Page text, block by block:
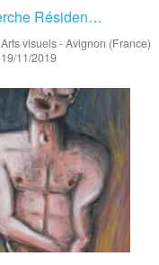
Cherche Résidence Dans La Nature De Préférence En Provence-Alpes-Côte D’Azur – Arts Visuels
Arts visuels-Avignon (France)
19/11/2019